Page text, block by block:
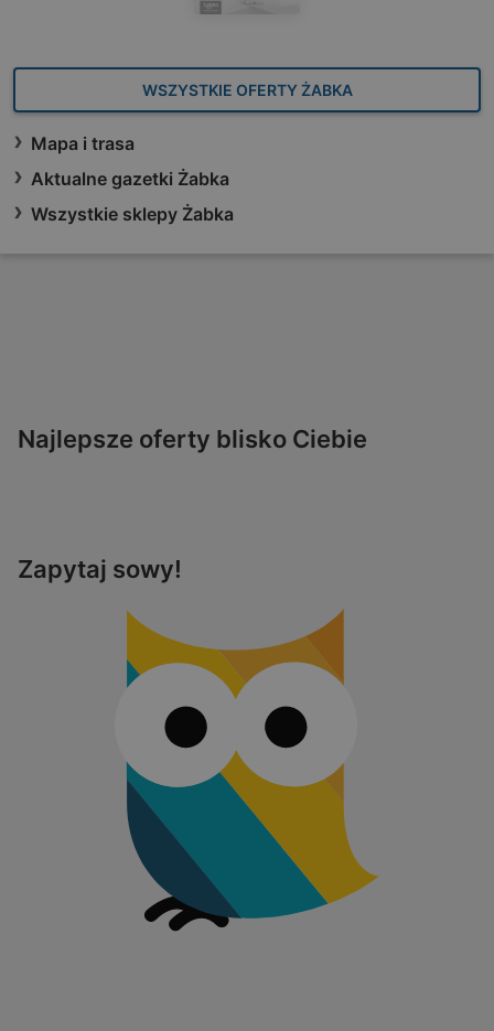
WSZYSTKIE OFERTY ŻABKA
Mapa i trasa
Aktualne gazetki Żabka
Wszystkie sklepy Żabka
Najlepsze oferty blisko Ciebie
Zapytaj sowy!